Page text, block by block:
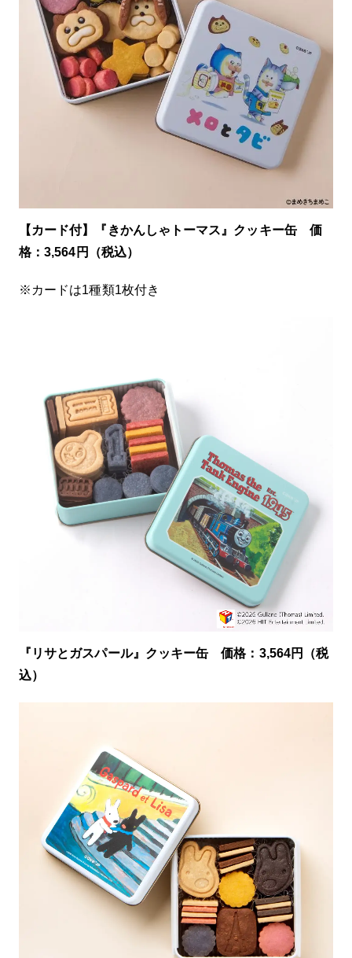
【カード付】『きかんしゃトーマス』クッキー缶 価
格：3,564円（税込）
※カードは1種類1枚付き
『リサとガスパール』クッキー缶 価格：3,564円（税
込）